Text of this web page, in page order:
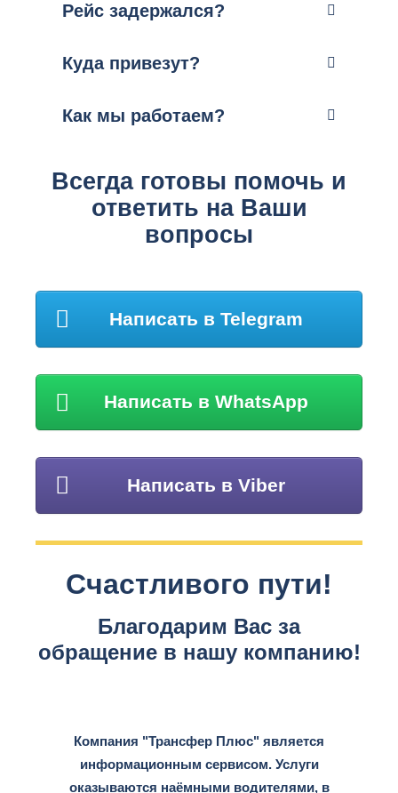
Рейс задержался?
Куда привезут?
Как мы работаем?
Всегда готовы помочь и
ответить на Ваши
вопросы
Написать в Telegram
Написать в WhatsApp
Написать в Viber
Счастливого пути!
Благодарим Вас за
обращение в нашу компанию!
Компания "Трансфер Плюс" является
информационным сервисом. Услуги
оказываются наёмными водителями, в